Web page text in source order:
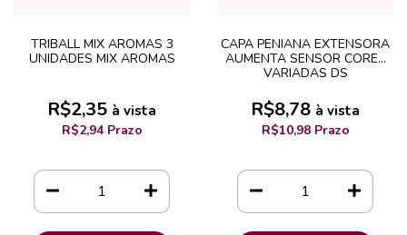
TRIBALL MIX AROMAS 3
UNIDADES MIX AROMAS
R$2,35 à vista
R$2,94 Prazo
CAPA PENIANA EXTENSORA
AUMENTA SENSOR CORES
VARIADAS DS
R$8,78 à vista
R$10,98 Prazo